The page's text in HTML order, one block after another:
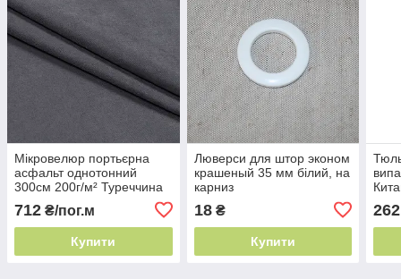
Мікровелюр портьєрна
асфальт однотонний
300см 200г/м² Туреччина
712 ₴/пог.м
Купити
Люверси для штор эконом
крашеный 35 мм білий, на
карниз
18₴
Купити
262